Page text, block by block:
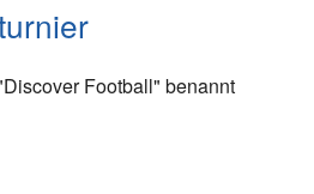
Football" benannt